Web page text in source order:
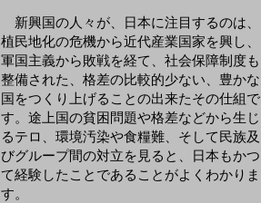
新興国の人々が、日本に注目するのは、
植民地化の危機から近代産業国家を興し、
軍国主義から敗戦を経て、社会保障制度も
整備された、格差の比較的少ない、豊かな
国をつくり上げることの出来たその仕組で
す。途上国の貧困問題や格差などから生じ
るテロ、環境汚染や食糧難、そして民族及
びグループ間の対立を見ると、日本もかつ
て経験したことであることがよくわかりま
す。